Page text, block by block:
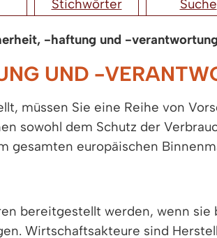
Stichwörter Suche
-haftung und -verantwortung
UND -
müssen Sie eine Reihe von
sowohl dem Schutz der
gesamten europäischen
bereitgestellt werden, wenn
Wirtschaftsakteure sind